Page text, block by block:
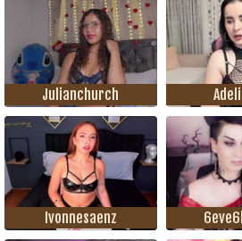
Julianchurch
Ivonnesaenz